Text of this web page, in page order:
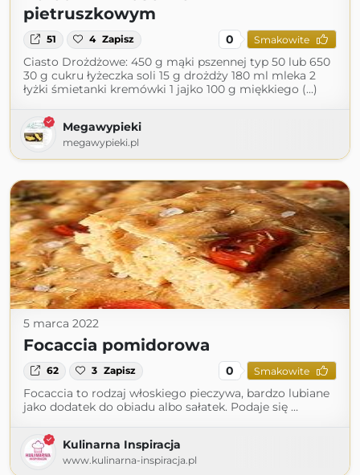
pietruszkowym
51 4 Zapisz 0 Smakowite
Ciasto Drożdżowe: 450 g mąki pszennej typ 50 lub 650
30 g cukru łyżeczka soli 15 g drożdży 180 ml mleka 2
łyżki śmietanki kremówki 1 jajko 100 g miękkiego (...)
Megawypieki
megawypieki.pl
5 marca 2022
Focaccia pomidorowa
62 3 Zapisz 0 Smakowite
Focaccia to rodzaj włoskiego pieczywa, bardzo lubiane
jako dodatek do obiadu albo sałatek. Podaje się …
Kulinarna Inspiracja
www.kulinarna-inspiracja.pl